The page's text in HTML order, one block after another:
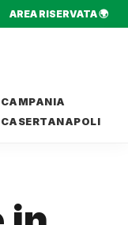
AREA RISERVATA 🌍
CAMPANIA
CASERTANAPOLI